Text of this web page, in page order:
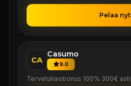
Pelaa nyt
CA
Casumo
9.0
Tervetuliaisbonus 100% 300€ asti